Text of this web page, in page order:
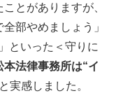
とがありますが、
部やめましょう」
といった＜守りに
本法律事務所は“イ
実感しました。